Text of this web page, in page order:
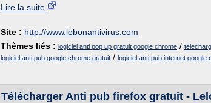
Lire la suite
Site : http://www.lebonantivirus.com
Thèmes liés : logiciel anti pop up gratuit google chrome /
logiciel anti pub google chrome gratuit / logiciel anti pub internet google
Télécharger Anti pub firefox gratuit -